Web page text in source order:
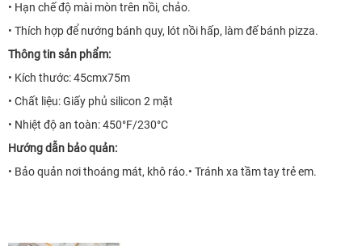
• Hạn chế độ mài mòn trên nồi, chảo.
• Thích hợp để nướng bánh quy, lót nồi hấp, làm đế bánh pizza.
Thông tin sản phẩm:
• Kích thước: 45cmx75m
• Chất liệu: Giấy phủ silicon 2 mặt
• Nhiệt độ an toàn: 450°F/230°C
Hướng dẫn bảo quản:
• Bảo quản nơi thoáng mát, khô ráo.• Tránh xa tầm tay trẻ em.